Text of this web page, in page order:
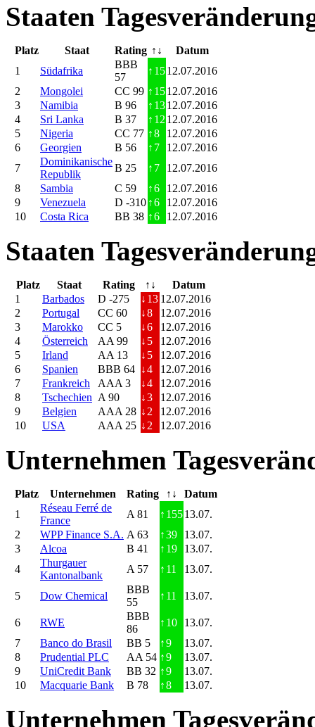
Staaten
Platz Staat Rating ↑↓
Datum
1
Südafrika
BBB
57
↑ 1512.07.2016
2
Mongolei CC 99 ↑ 1512.07.2016
3
Namibia B 96 ↑ 1312.07.2016
4
Sri Lanka B 37 ↑ 12 12.07.2016
5
Nigeria CC 77 ↑8
12.07.2016
6
Georgien B 56 ↑ 7
12.07.2016
7
Dominikanische
Republik
B 25 ↑ 7
12.07.2016
8
Sambia C 59 ↑6
12.07.2016
9
Venezuela D -310 ↑6
12.07.2016
10
Costa Rica BB 38 ↑6 12.07.2016
Staaten
Platz Staat Rating ↑↓
Datum
1
Barbados D -275 ↓ 13 12.07.2016
2
Portugal CC 60 ↓8
12.07.2016
3
Marokko CC 5 ↓6
12.07.2016
4
Österreich AA 99 ↓ 5
12.07.2016
5
Irland AA 13 ↓ 5
12.07.2016
6
Spanien BBB 64 ↓4
12.07.2016
7
Frankreich AAA 3 ↓4
12.07.2016
8
Tschechien A 90 ↓3
12.07.2016
9
Belgien AAA 28 ↓ 2
12.07.2016
10
USA AAA 25 ↓ 2 12.07.2016
Unternehmen
Platz Unternehmen Rating ↑↓
Datum
1
Réseau Ferré de
France
A 81 ↑ 15513.07.
2
WPP Finance S.A. A 63 ↑39
13.07.
3
Alcoa B 41 ↑ 19
13.07.
4
Thurgauer
Kantonalbank
A 57 ↑ 11 13.07.
5 Dow Chemical
BBB
55
↑ 11 13.07.
6 RWE
BBB
86
↑ 10
13.07.
7
Banco do Brasil BB 5 ↑9
13.07.
8
Prudential PLC AA 54 ↑9
13.07.
9
UniCredit Bank BB 32 ↑9
13.07.
10
Macquarie Bank B 78 ↑8 13.07.
Unternehmen